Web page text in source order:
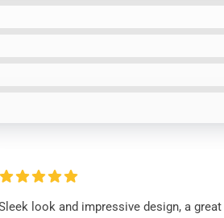
look and impressive design, a great